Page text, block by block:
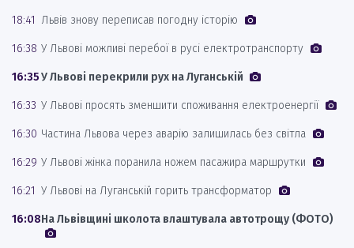
18:41 Львів знову переписав погодну історію
16:38 У Львові можливі перебої в русі електротранспорту
16:35У Львові перекрили рух на Луганській
16:33 У Львові просять зменшити споживання електроенергії
16:30 Частина Львова через аварію залишилась без світла
16:29 У Львові жінка поранила ножем пасажира маршрутки
16:21 У Львові на Луганській горить трансформатор
16:08На Львівщині школота влаштувала автотрощу (ФОТО)